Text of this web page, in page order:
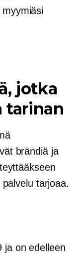
jotka
tarinan
brändiä ja
tarjoaa.
ja on edelleen